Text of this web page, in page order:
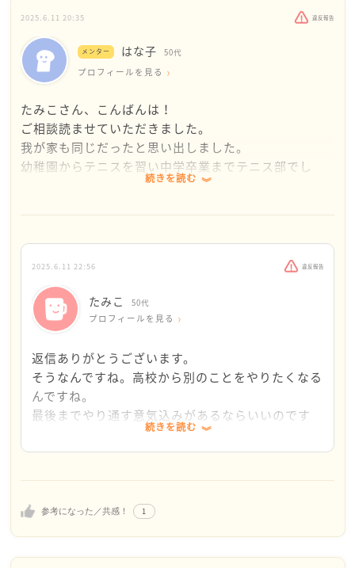
2025.6.11 20:35 違反報告
メンター はな子 50代
プロフィールを見る
たみこさん、こんばんは！
ご相談読ませていただきました。
我が家も同じだったと思い出しました。
幼稚園からテニスを習い中学卒業までテニス部でし
た。が、高校から武道を始めました。当初たみこさん
しい旨を伝えて引退まで続けました。大学でも入部し
ました。
ってみたくなったそうです。サッカー部は遠征もあり
保護者も大変だろうとお察ししますが、我が子と似た
用はかかるものだな、と当時私も気づきました。たみ
こさんも息子さんのこと応援してあげてくださいね。
サッカーを一緒に観戦出来そうで羨ましいです。
続きを読む
参考になった／共感！ 1
2025.6.11 22:56 違反報告
たみこ 50代
プロフィールを見る
返信ありがとうございます。
そうなんですね。高校から別のことをやりたくなる
んですね。
最後までやり通す意気込みがあるならいいのです
が、1年でやめるとか、試合には出たいと思わない
ので遠征には行かないとか言っているので、私も気
入部届も出しているので、やると決めたからには辞
続きを読む